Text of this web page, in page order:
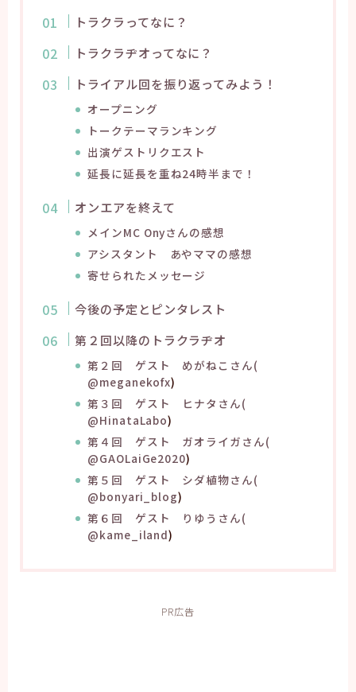
トラクラってなに？
トラクラヂオってなに？
トライアル回を振り返ってみよう！
オープニング
トークテーマランキング
出演ゲストリクエスト
延長に延長を重ね24時半まで！
オンエアを終えて
メインMC Onyさんの感想
アシスタント あやママの感想
寄せられたメッセージ
今後の予定とピンタレスト
第２回以降のトラクラヂオ
第２回 ゲスト めがねこさん(
@meganekofx)
第３回 ゲスト ヒナタさん(
@HinataLabo)
第４回 ゲスト ガオライガさん(
@GAOLaiGe2020)
第５回 ゲスト シダ植物さん(
@bonyari_blog)
第６回 ゲスト りゆうさん(
@kame_iland)
PR広告